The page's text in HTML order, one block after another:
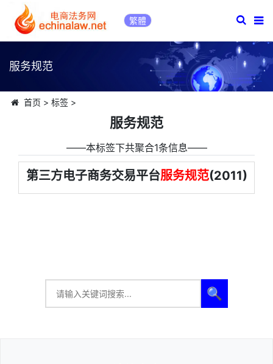
繁體
服务规范
首页 > 标签>
服务规范
――本标签下共聚合1条信息――
第三方电子商务交易平台服务规范(2011)
🔍